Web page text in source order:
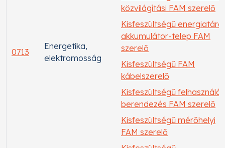
0713
Energetika,
elektromosság
közvilágítási FAM szerelő
Kisfeszültségű
akkumulátor-telep FAM
szerelő
Kisfeszültségű FAM
kábelszerelő
Kisfeszültségű felhasználói
berendezés FAM szerelő
Kisfeszültségű mérőhelyi
FAM szerelő